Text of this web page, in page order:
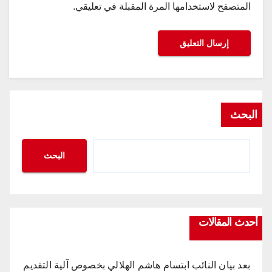
المتصفح لاستخدامها المرة المقبلة في تعليقي.
البحث
البحث
أحدث المقالات
بعد بيان النائب ابتسام هاشم الهلالي بخصوص آلية التقديم